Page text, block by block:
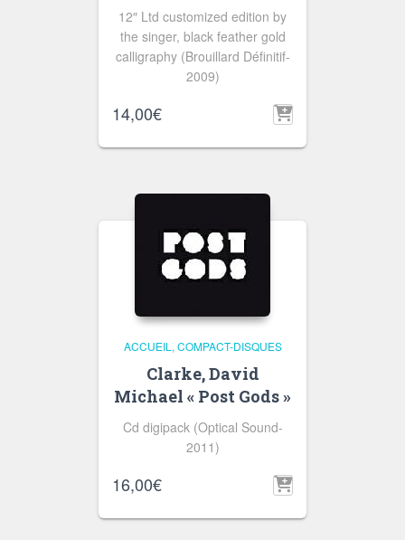
12″ Ltd customized edition by
the singer, black feather gold
calligraphy (Brouillard Définitif-
2009)
14,00€
ACCUEIL COMPACT-DISQUES
Clarke, David
Michael « Post Gods »
Cd digipack (Optical Sound-
2011)
16,00€